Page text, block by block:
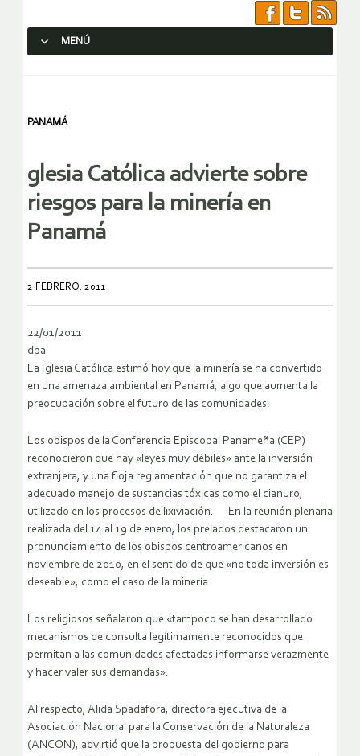
MENÚ
PANAMÁ
glesia Católica advierte sobre
riesgos para la minería en
Panamá
2 FEBRERO, 2011
22/01/2011
dpa
La Iglesia Católica estimó hoy que la minería se ha convertido
en una amenaza ambiental en Panamá, algo que aumenta la
preocupación sobre el futuro de las comunidades.
Los obispos de la Conferencia Episcopal Panameña (CEP)
reconocieron que hay «leyes muy débiles» ante la inversión
extranjera, y una floja reglamentación que no garantiza el
adecuado manejo de sustancias tóxicas como el cianuro,
utilizado en los procesos de lixiviación. En la reunión plenaria
realizada del 14 al 19 de enero, los prelados destacaron un
pronunciamiento de los obispos centroamericanos en
noviembre de 2010, en el sentido de que «no toda inversión es
deseable», como el caso de la minería.
Los religiosos señalaron que «tampoco se han desarrollado
mecanismos de consulta legítimamente reconocidos que
permitan a las comunidades afectadas informarse verazmente
y hacer valer sus demandas».
Al respecto, Alida Spadafora, directora ejecutiva de la
Asociación Nacional para la Conservación de la Naturaleza
(ANCON), advirtió que la propuesta del gobierno para